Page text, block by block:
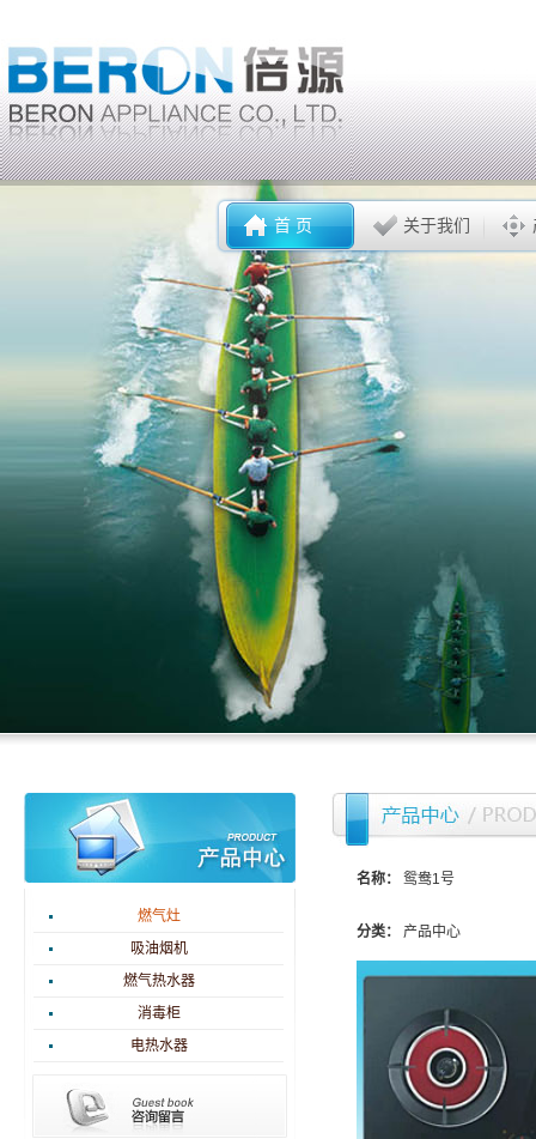
首 页 关于我们
燃气灶
吸油烟机
燃气热水器
消毒柜
电热水器
名称： 鸳鸯1号
分类： 产品中心